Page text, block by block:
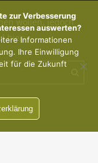
wollen, jedoch
hier:
zur Verbesserung
auswerten?
Informationen
Ihre Einwilligung
für die Zukunft